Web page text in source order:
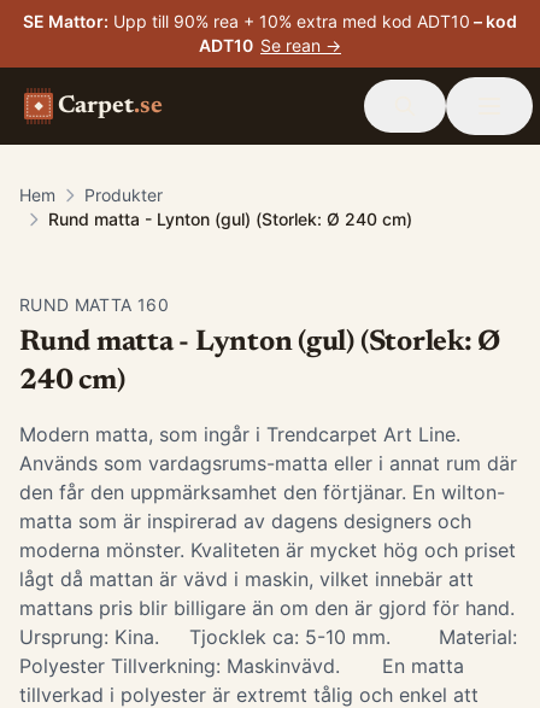
SE Mattor: Upp till 90% rea + 10% extra med kod ADT10 – kod
ADT10 Se rean →
Carpet.se
Hem
Produkter
Rund matta - Lynton (gul) (Storlek: Ø 240 cm)
RUND MATTA 160
Rund matta - Lynton (gul) (Storlek: Ø
240 cm)
Modern matta, som ingår i Trendcarpet Art Line.
Används som vardagsrums-matta eller i annat rum där
den får den uppmärksamhet den förtjänar. En wilton-
matta som är inspirerad av dagens designers och
moderna mönster. Kvaliteten är mycket hög och priset
lågt då mattan är vävd i maskin, vilket innebär att
mattans pris blir billigare än om den är gjord för hand.
Ursprung: Kina. Tjocklek ca: 5-10 mm. Material:
Polyester Tillverkning: Maskinvävd. En matta
tillverkad i polyester är extremt tålig och enkel att